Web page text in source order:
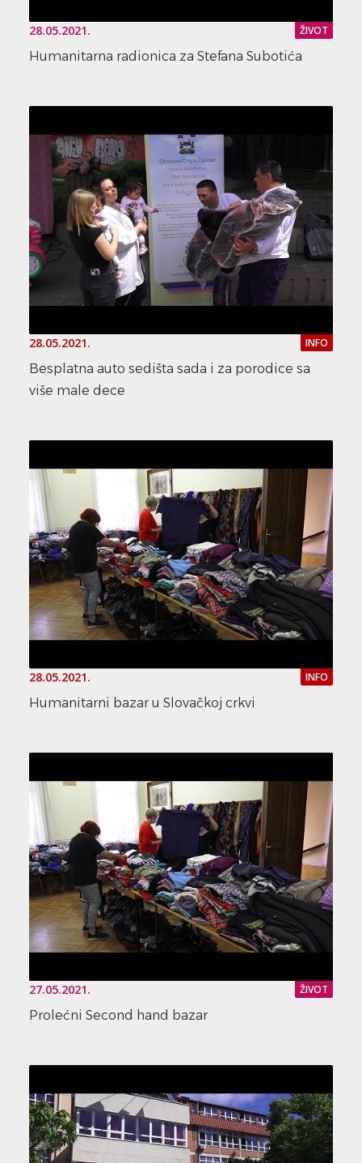
28.05.2021. ŽIVOT
Humanitarna radionica za Stefana Subotića
28.05.2021. INFO
Besplatna auto sedišta sada i za porodice sa
više male dece
28.05.2021. INFO
Humanitarni bazar u Slovačkoj crkvi
27.05.2021. ŽIVOT
Prolećni Second hand bazar